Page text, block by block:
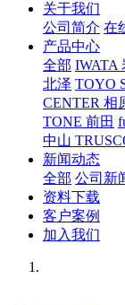
关于我们
公司简介 在
产品中心
全部 IWATA
北泽 TOYO
CENTER 相
TONE 前田
中山
新闻动态
全部 公司新
资料下载
客户案例
加入我们